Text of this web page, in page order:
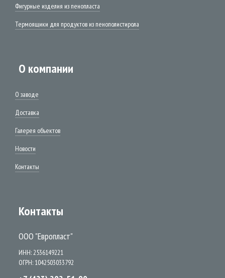
Фигурные изделия из пенопласта
Термоящики для продуктов из пенополистирола
О компании
О заводе
Доставка
Галерея объектов
Новости
Контакты
Контакты
ООО "Европласт"
ИНН: 2536149221
ОГРН: 1042503033792